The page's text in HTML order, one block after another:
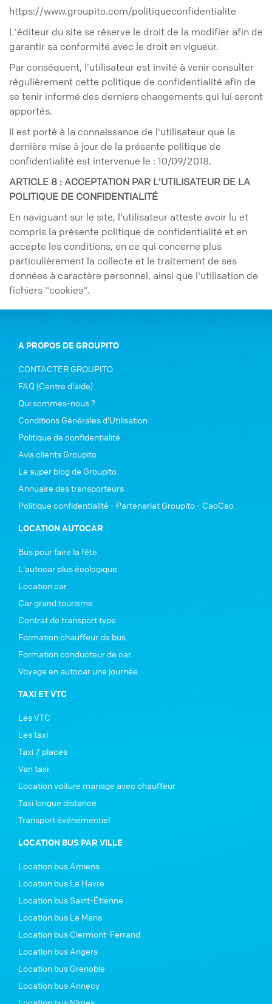
https://www.groupito.com/politiqueconfidentialite
L'éditeur du site se réserve le droit de la modifier afin de
garantir sa conformité avec le droit en vigueur.
Par conséquent, l'utilisateur est invité à venir consulter
régulièrement cette politique de confidentialité afin de
se tenir informé des derniers changements qui lui seront
apportés.
Il est porté à la connaissance de l'utilisateur que la
dernière mise à jour de la présente politique de
confidentialité est intervenue le : 10/09/2018.
ARTICLE 8 : ACCEPTATION PAR L'UTILISATEUR DE LA
POLITIQUE DE CONFIDENTIALITÉ
En naviguant sur le site, l'utilisateur atteste avoir lu et
compris la présente politique de confidentialité et en
accepte les conditions, en ce qui concerne plus
particulièrement la collecte et le traitement de ses
données à caractère personnel, ainsi que l'utilisation de
fichiers "cookies".
A PROPOS DE GROUPITO
CONTACTER GROUPITO
FAQ (Centre d'aide)
Qui sommes-nous ?
Conditions Générales d'Utilisation
Politique de confidentialité
Avis clients Groupito
Le super blog de Groupito
Annuaire des transporteurs
Politique confidentialité - Partenariat Groupito - CaoCao
LOCATION AUTOCAR
Bus pour faire la fête
L'autocar plus écologique
Location car
Car grand tourisme
Contrat de transport type
Formation chauffeur de bus
Formation conducteur de car
Voyage en autocar une journée
TAXI ET VTC
Les VTC
Les taxi
Taxi 7 places
Van taxi
Location voiture mariage avec chauffeur
Taxi longue distance
Transport événementiel
LOCATION BUS PAR VILLE
Location bus Amiens
Location bus Le Havre
Location bus Saint-Étienne
Location bus Le Mans
Location bus Clermont-Ferrand
Location bus Angers
Location bus Grenoble
Location bus Annecy